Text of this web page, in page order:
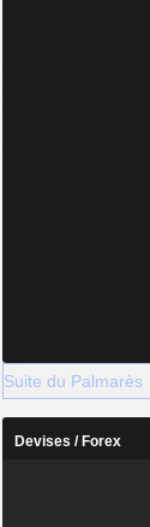
Suite du Palmarès
Devises / Forex